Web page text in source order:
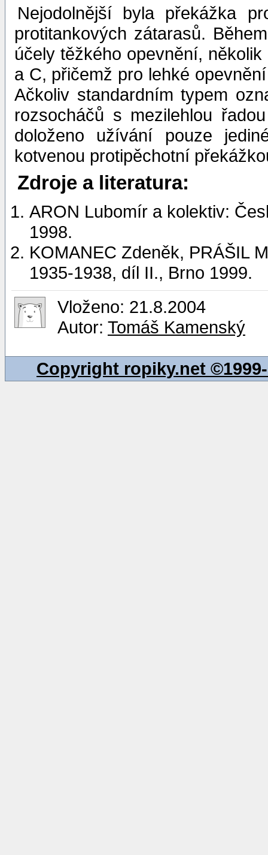
Nejodolnější byla překážka
protitankových zátarasů.
účely těžkého opevnění,
a C, přičemž pro lehké
Ačkoliv standardním typem
rozsocháčů s mezilehlou
doloženo užívání pouze
kotvenou protipěchotní
Zdroje a literatura:
ARON Lubomír a kolektiv:
1998.
KOMANEC Zdeněk, PRÁŠIL
1935-1938, díl II., Brno 1999.
Vloženo: 21.8.2004
Autor: Tomáš Kamenský
Copyright ropiky.net